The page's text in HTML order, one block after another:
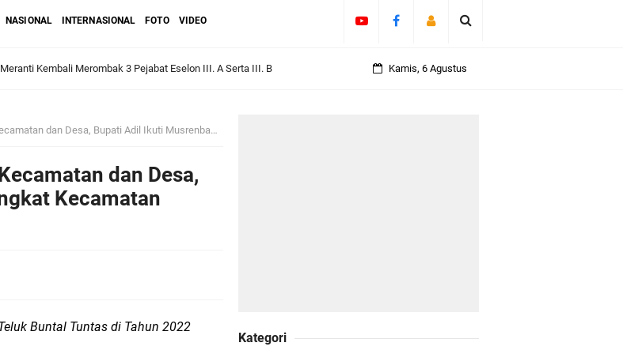
NASIONAL INTERNASIONAL FOTO VIDEO
Kembali Merombak 3 Pejabat Eselon III. A Serta III. B
2026–2029 Resmi Dilantik
Wilayah Kepulauan Meranti, Kemendagri Beri Arahan Pengusulan
Kamis, 6 Agustus
Bupati Adil Ikuti Musrenbang Tingkat Kecamatan Tebing Tinggi Timur
dan Desa,
Kecamatan
Buntal Tuntas di Tahun 2022
Kategori